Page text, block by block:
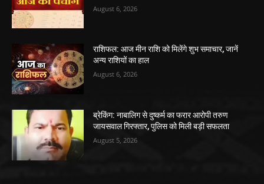
August 6, 2026
राशिफल: आज मीन राशि को मिलेंगे शुभ समाचार, जानें
अन्य राशियों का हाल
August 6, 2026
ब्रेकिंग: नाबालिग से दुष्कर्म का फरार आरोपी तरुण
जायसवाल गिरफ्तार, पुलिस को मिली बड़ी सफलता
August 5, 2026